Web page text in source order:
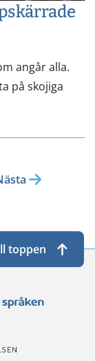
angår alla.
på skojiga
toppen